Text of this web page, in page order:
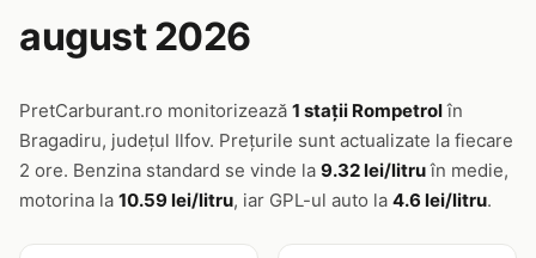
august 2026
PretCarburant.ro monitorizează 1 stații Rompetrolîn
Bragadiru, județul Ilfov. Prețurile sunt actualizate la fiecare
2 ore. Benzina standard se vinde la 9.32 lei/litruîn medie,
motorina la 10.59 lei/litru, iar GPL-ul auto la 4.6 lei/litru.